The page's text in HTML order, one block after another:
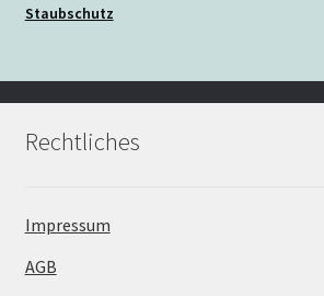
Staubschutz
Rechtliches
Impressum
AGB